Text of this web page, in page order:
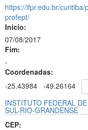
https://ifpr.edu.br/
profept/
Início:
07/08/2017
Fim:
-
Coordenadas:
-25.43984 -49.26164
INSTITUTO FEDERAL
SUL-RIO-GRANDENSE
CEP: